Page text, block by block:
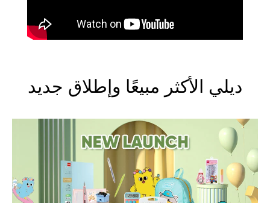
ديلي الأكثر مبيعًا وإطلاق جديد